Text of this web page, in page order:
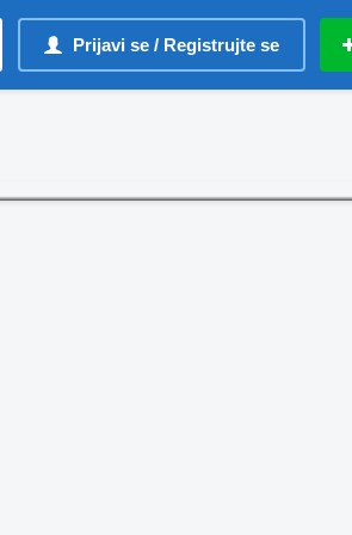
Prijavi se / Registrujte se